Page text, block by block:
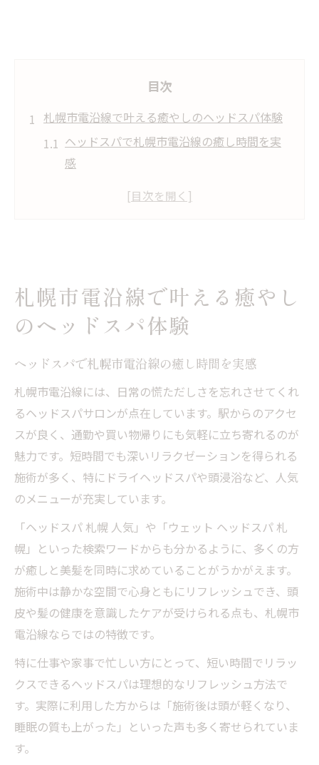
目次
札幌市電沿線で叶える癒やしのヘッドスパ体験
ヘッドスパで札幌市電沿線の癒し時間を実
感
人気ヘッドスパの専門店が沿線に集まる理
人気高まるヘッドスパで美髪とリラックスを実
感
由
札幌のヘッドスパでリラックスと美髪を両
立
ヘッドスパで叶える髪のツヤと心の安らぎ
口コミ高評価のヘッドスパを選ぶポイント
ヘッドマッサージで実感する美髪効果と満
頭皮洗浄で健康と睡眠をサポートする方法
ヘッドスパの頭皮洗浄で睡眠の質が向上す
頭皮洗浄ヘッドスパで健康と美髪をサポー
ト
体験
ヘッドスパによる頭皮環境の改善ポイント
良質な睡眠を目指すヘッドスパの新常識
札幌市電沿線で叶える癒やし
のヘッドスパ体験
ヘッドスパで札幌市電沿線の癒し時間を実感
札幌市電沿線には、日常の慌ただしさを忘れさせてくれ
るヘッドスパサロンが点在しています。駅からのアクセ
スが良く、通勤や買い物帰りにも気軽に立ち寄れるのが
魅力です。短時間でも深いリラクゼーションを得られる
施術が多く、特にドライヘッドスパや頭浸浴など、人気
のメニューが充実しています。
「ヘッドスパ 札幌 人気」や「ウェット ヘッドスパ 札
幌」といった検索ワードからも分かるように、多くの方
が癒しと美髪を同時に求めていることがうかがえます。
施術中は静かな空間で心身ともにリフレッシュでき、頭
皮や髪の健康を意識したケアが受けられる点も、札幌市
電沿線ならではの特徴です。
特に仕事や家事で忙しい方にとって、短い時間でリラッ
クスできるヘッドスパは理想的なリフレッシュ方法で
す。実際に利用した方からは「施術後は頭が軽くなり、
睡眠の質も上がった」といった声も多く寄せられていま
す。